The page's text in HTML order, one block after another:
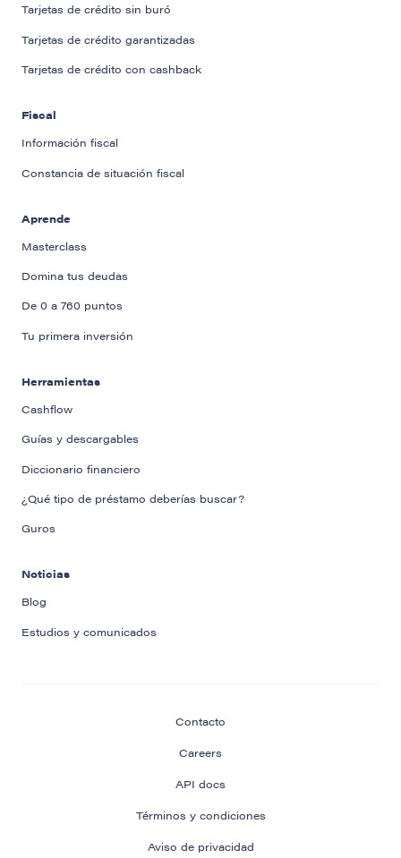
Tarjetas de crédito sin buró
Tarjetas de crédito garantizadas
Tarjetas de crédito con cashback
Fiscal
Información fiscal
Constancia de situación fiscal
Aprende
Masterclass
Domina tus deudas
De 0 a 760 puntos
Tu primera inversión
Herramientas
Cashflow
Guías y descargables
Diccionario financiero
¿Qué tipo de préstamo deberías buscar?
Guros
Noticias
Blog
Estudios y comunicados
Contacto
Careers
API docs
Términos y condiciones
Aviso de privacidad